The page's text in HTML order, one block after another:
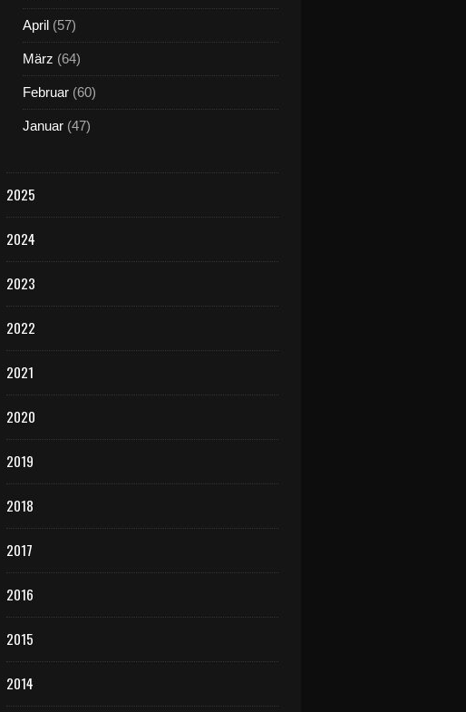
April (57)
März (64)
Februar (60)
Januar (47)
2025
2024
2023
2022
2021
2020
2019
2018
2017
2016
2015
2014